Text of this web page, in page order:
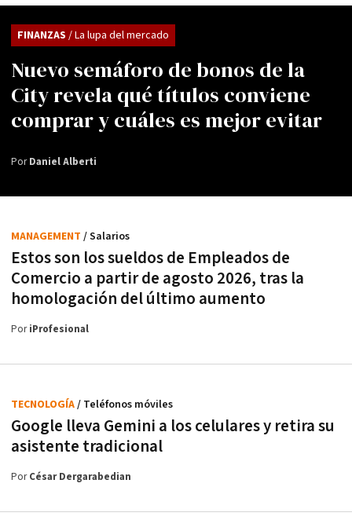
Nuevo semáforo de bonos de la
City revela qué títulos conviene
comprar y cuáles es mejor evitar
FINANZAS / La lupa del mercado
PorDaniel Alberti
Estos son los sueldos de Empleados de
Comercio a partir de agosto 2026, tras la
homologación del último aumento
MANAGEMENT / Salarios
PoriProfesional
Google lleva Gemini a los celulares y retira su
asistente tradicional
TECNOLOGÍA/ Teléfonos móviles
PorCésar Dergarabedian